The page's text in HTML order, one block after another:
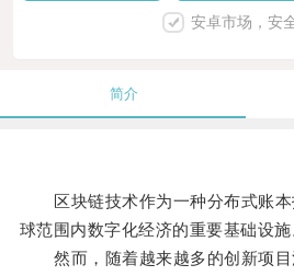
安卓市场，安
简介
区块链技术作为一种分布式账本
球范围内数字化经济的重要基础设施
然而，随着越来越多的创新项目